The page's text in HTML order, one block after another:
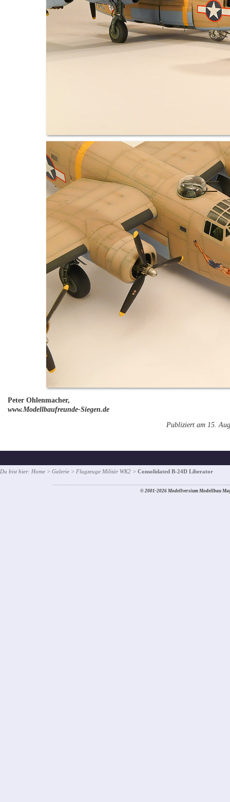
Peter Ohlenmacher,
www.Modellbaufreunde-Siegen.de
Publiziert am 15.
Du bist hier: Home > Galerie > Flugzeuge Militär WK2 > Consolidated B-24D Liberator
© 2001-2026 Modellversium Modellbau